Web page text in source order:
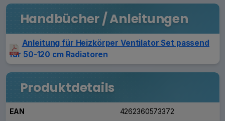
Handbücher / Anleitungen
Anleitung für Heizkörper Ventilator Set passend
für 50-120 cm Radiatoren
Produktdetails
EAN 4262360573372